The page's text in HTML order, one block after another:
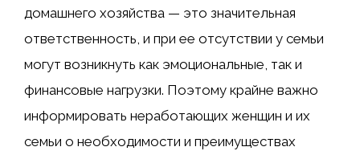
домашнего хозяйства — это значительная
ответственность, и при ее отсутствии у семьи
могут возникнуть как эмоциональные, так и
финансовые нагрузки. Поэтому крайне важно
информировать неработающих женщин и их
семьи о необходимости и преимуществах